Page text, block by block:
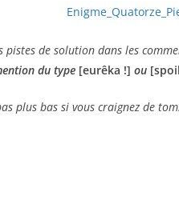
pistes de solution dans les
du type [eurêka !] ou
plus bas si vous craignez de